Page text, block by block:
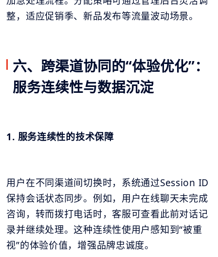
整，适应促销季、新品发布等流量波动场景。
六、跨渠道协同的“体验优化”：
服务连续性与数据沉淀
1. 服务连续性的技术保障
用户在不同渠道间切换时，系统通过Session ID
保持会话状态同步。例如，用户在线聊天未完成
咨询，转而拨打电话时，客服可查看此前对话记
录并继续处理。这种连续性使用户感知到“被重
视”的体验价值，增强品牌忠诚度。